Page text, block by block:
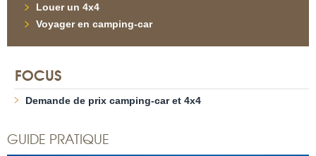
Louer un 4x4
Voyager en camping-car
FOCUS
Demande de prix camping-car et 4x4
GUIDE PRATIQUE